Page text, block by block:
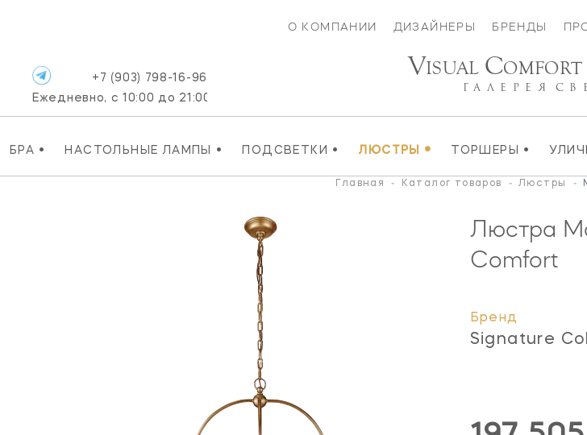
О КОМПАНИИ ДИЗАЙНЕРЫ БРЕНДЫ
БРА • НАСТОЛЬНЫЕ ЛАМПЫ • ПОДСВЕТКИ • ЛЮСТРЫ • ТОРШЕРЫ •
+7 (903) 798-16-96
Ежедневно, с 10:00 до 21:00
VISUAL COMFORT
ГАЛЕРЕЯ
Главная - Каталог товаров - Люстры -
Люстра
Comfort
Бренд
Signature